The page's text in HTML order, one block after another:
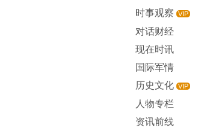
时事观察 VIP
对话财经
现在时讯
国际军情
历史文化 VIP
人物专栏
资讯前线